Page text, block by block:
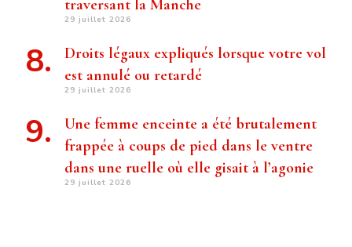
traversant la Manche
29 juillet 2026
Droits légaux expliqués lorsque votre vol
est annulé ou retardé
29 juillet 2026
Une femme enceinte a été brutalement
frappée à coups de pied dans le ventre
dans une ruelle où elle gisait à l’agonie
29 juillet 2026